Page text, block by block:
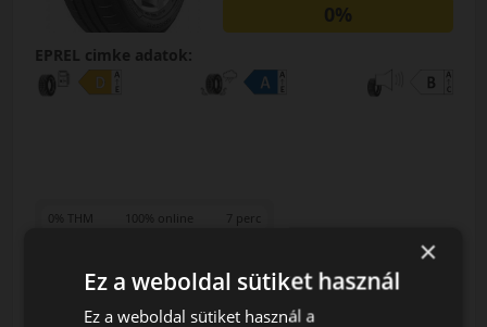
0%
EPREL cimke adatok:
0% THM 100% online 7 perc
27 790 Ft
×
Ez a weboldal sütiket használ
Ez a weboldal sütiket használ a